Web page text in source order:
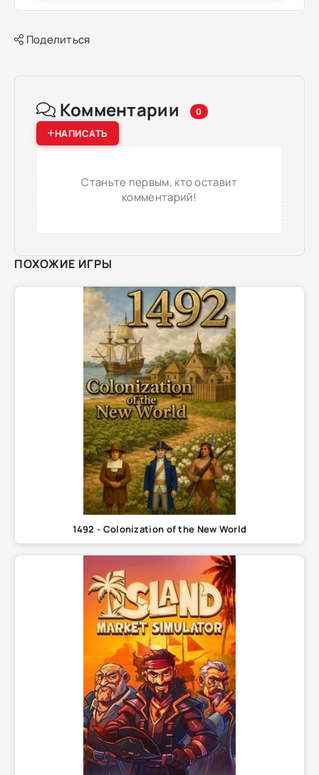
Поделиться
Комментарии 0
НАПИСАТЬ
Станьте первым, кто оставит
комментарий!
ПОХОЖИЕ ИГРЫ
1492 - Colonization of the New World